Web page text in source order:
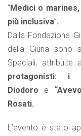
“Medici o
più inclusiva”.
Dalla Fondazione
della Giuria sono
Speciali, attribuite
protagonisti: i
Diodoro e
Rosati.
L’evento è stato